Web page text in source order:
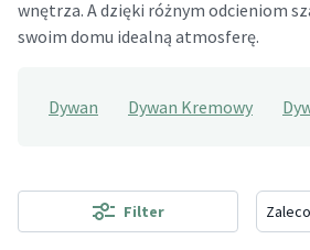
wnętrza. A dzięki różnym odcieniom
swoim domu idealną atmosferę.
Dywan Dywan Kremowy
Filter